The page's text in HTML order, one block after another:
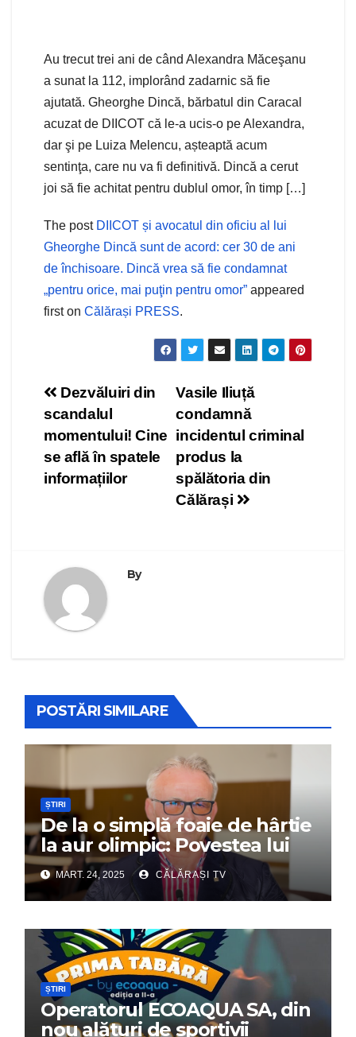
Au trecut trei ani de când Alexandra Măceşanu
a sunat la 112, implorând zadarnic să fie
ajutată. Gheorghe Dincă, bărbatul din Caracal
acuzat de DIICOT că le-a ucis-o pe Alexandra,
dar şi pe Luiza Melencu, așteaptă acum
sentinţa, care nu va fi definitivă. Dincă a cerut
joi să fie achitat pentru dublul omor, în timp […]
The post DIICOT și avocatul din oficiu al lui
Gheorghe Dincă sunt de acord: cer 30 de ani
de închisoare. Dincă vrea să fie condamnat
„pentru orice, mai puţin pentru omor” appeared
first on Călărași PRESS.
Navigare
în
articole
Vasile Iliuță
condamnă
incidentul criminal
produs la
spălătoria din
Călărași
Dezvăluiri din
scandalul
momentului! Cine
se află în spatele
informațiilor
By
POSTĂRI SIMILARE
ȘTIRI
De la o simplă foaie de hârtie
la aur olimpic: Povestea lui
Dumitru Chirilă
MART. 24, 2025 CĂLĂRAȘI TV
ȘTIRI
Operatorul ECOAQUA SA, din
nou alături de sportivii